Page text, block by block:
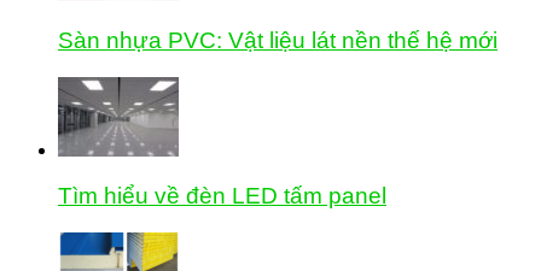
Sàn nhựa PVC: Vật liệu lát nền thế hệ mới
Tìm hiểu về đèn LED tấm panel